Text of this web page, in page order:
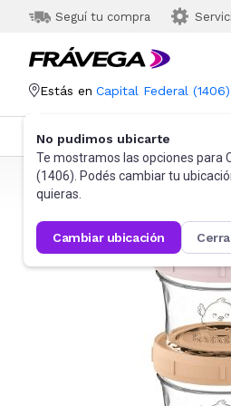
Seguí tu compra
Estás en Capital Federal (1406)
No pudimos ubicarte
Te mostramos las opciones para
(1406). Podés cambiar tu
quieras.
cambiar ubicación
Categorías Más Vendidos
Frávega Bebés y Primera Infancia